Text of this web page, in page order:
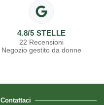
4.8/5 STELLE
22 Recensioni
Negozio gestito da donne
Contattaci